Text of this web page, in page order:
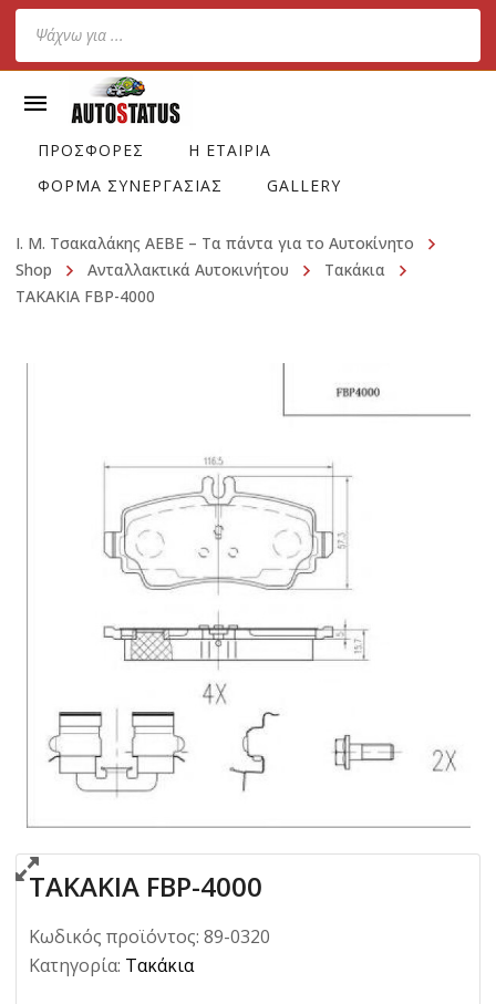
Products
search
ΠΡΟΣΦΟΡΕΣ
Η ΕΤΑΙΡΙΑ
ΦΟΡΜΑ ΣΥΝΕΡΓΑΣΙΑΣ
GALLERY
Ι. Μ. Τσακαλάκης ΑΕΒΕ – Τα πάντα για το Αυτοκίνητο
Shop
Ανταλλακτικά Αυτοκινήτου
Τακάκια
ΤΑΚΑΚΙΑ FBP-4000
ΤΑΚΑΚΙΑ FBP-4000
Κωδικός προϊόντος: 89-0320
Κατηγορία: Τακάκια